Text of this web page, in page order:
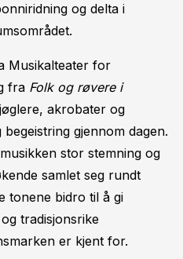
og delta i
Musikalteater for
fra Folk og røvere i
akrobater og
gjennom dagen.
stor stemning og
samlet seg rundt
tonene bidro til å gi
tradisjonsrike
er kjent for.